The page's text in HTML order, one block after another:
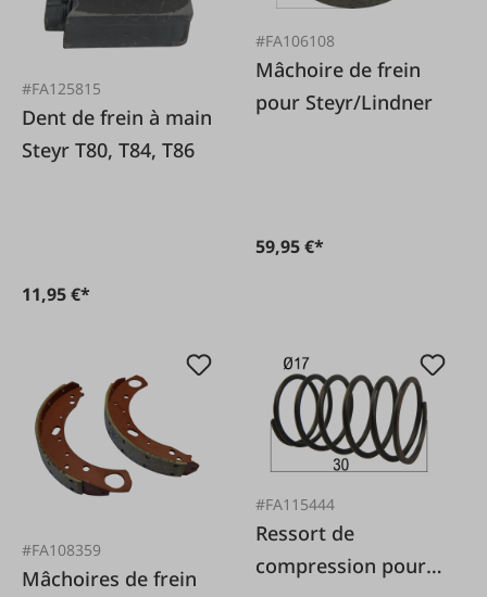
#FA125815
Dent de frein à main
Steyr T80, T84, T86
11,95 €*
#FA106108
Mâchoire de frein
pour Steyr/Lindner
59,95 €*
#FA108359
Mâchoires de frein
#FA115444
Ressort de
compression pour